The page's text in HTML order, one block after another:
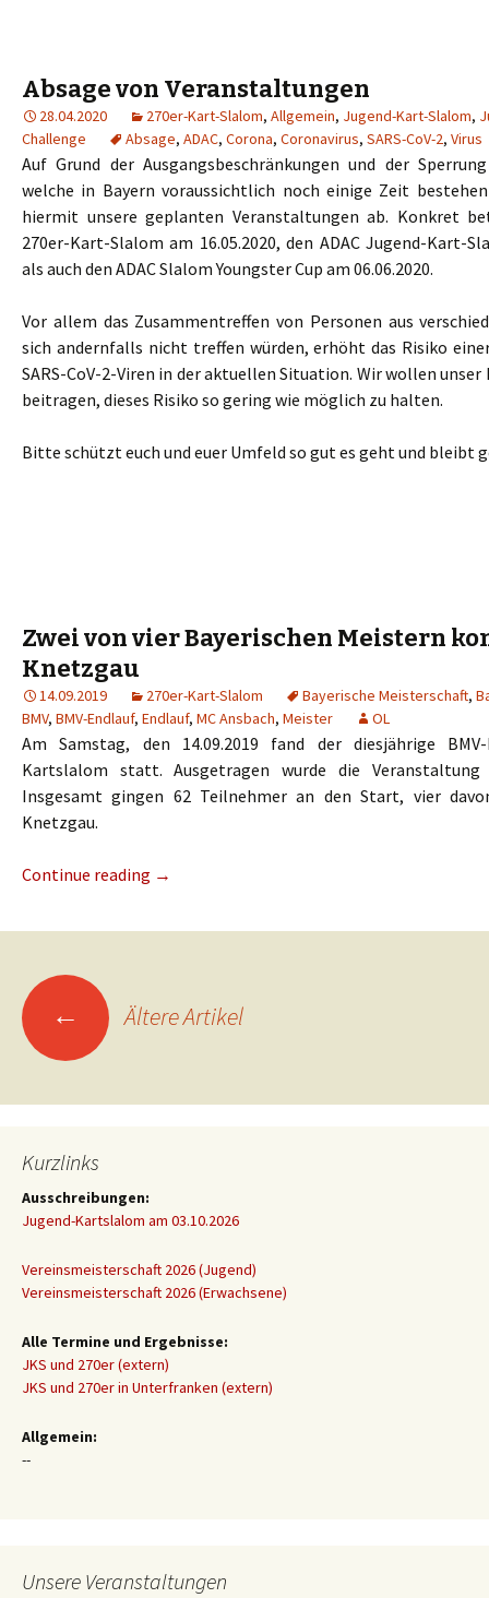
Absage von Veranstaltungen
28.04.2020 270er-Kart-Slalom, Allgemein, Jugend-Kart-Slalom,
Challenge
Absage, ADAC, Corona, Coronavirus, SARS-CoV-2, Virus
Auf Grund der Ausgangsbeschränkungen und der
welche in Bayern voraussichtlich noch einige Zeit
hiermit unsere geplanten Veranstaltungen ab. Konkret
270er-Kart-Slalom am 16.05.2020, den ADAC Jugend-Kart-
als auch den ADAC Slalom Youngster Cup am 06.06.2020.
Vor allem das Zusammentreffen von Personen aus
sich andernfalls nicht treffen würden, erhöht das Risiko
SARS-CoV-2-Viren in der aktuellen Situation. Wir wollen
beitragen, dieses Risiko so gering wie möglich zu halten.
Bitte schützt euch und euer Umfeld so gut es geht und bleibt
Zwei von vier Bayerischen Meistern
Knetzgau
14.09.2019 270er-Kart-Slalom Bayerische Meisterschaft,
BMV, BMV-Endlauf, Endlauf, MC Ansbach, Meister OL
Am Samstag, den 14.09.2019 fand der diesjährige
Kartslalom statt. Ausgetragen wurde die Veranstaltung
Insgesamt gingen 62 Teilnehmer an den Start, vier
Knetzgau.
Continue reading →
Beitrags-
Navigation
← Ältere Artikel
Kurzlinks
Ausschreibungen:
Jugend-Kartslalom am 03.10.2026
Vereinsmeisterschaft 2026 (Jugend)
Vereinsmeisterschaft 2026 (Erwachsene)
Alle Termine und Ergebnisse:
JKS und 270er (extern)
JKS und 270er in Unterfranken (extern)
Allgemein:
--
Unsere Veranstaltungen